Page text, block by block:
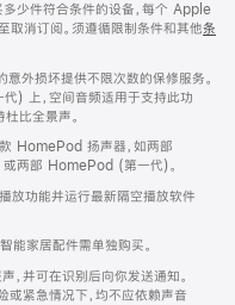
少件符合条件的设备，每个 Apple
取消订阅。须遵循限制条件和其他条
外损坏提供不限次数的保修服务。
上，空间音频适用于支持此功
比全景声。
HomePod 扬声器，如两部
两部 HomePod (第一代)。
放功能并运行最新隔空播放软件
家居配件需单独购买。
，并可在识别后向你发送通知。
或紧急情况下，均不应依赖声音